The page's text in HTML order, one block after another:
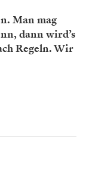
Man mag
dann wird’s
Regeln. Wir